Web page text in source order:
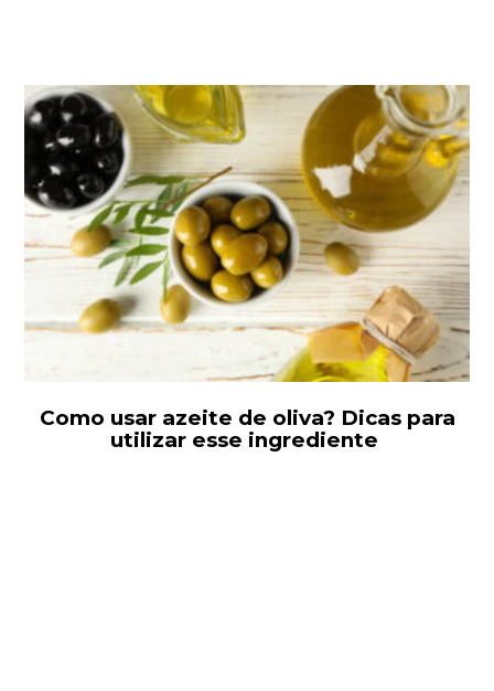
Como usar azeite de oliva? Dicas para
utilizar esse ingrediente